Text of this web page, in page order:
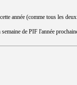
année (comme tous les
de PIF l'année